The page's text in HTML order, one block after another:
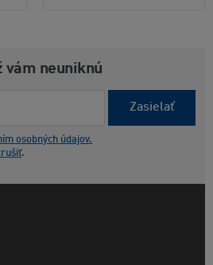
vám neuniknú
Zasielať
osobných údajov.
.